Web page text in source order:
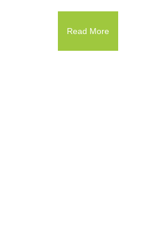
Read More